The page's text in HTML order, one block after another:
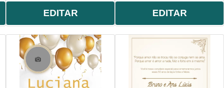
EDITAR EDITAR